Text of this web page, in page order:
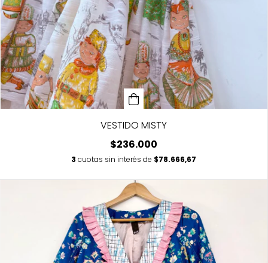
VESTIDO MISTY
$236.000
3 cuotas sin interés de $78.666,67